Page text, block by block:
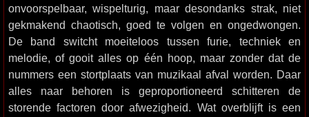
onvoorspelbaar, wispelturig, maar desondanks strak, niet
gekmakend chaotisch, goed te volgen en ongedwongen.
De band switcht moeiteloos tussen furie, techniek en
melodie, of gooit alles op één hoop, maar zonder dat de
nummers een stortplaats van muzikaal afval worden. Daar
alles naar behoren is geproportioneerd schitteren de
storende factoren door afwezigheid. Wat overblijft is een